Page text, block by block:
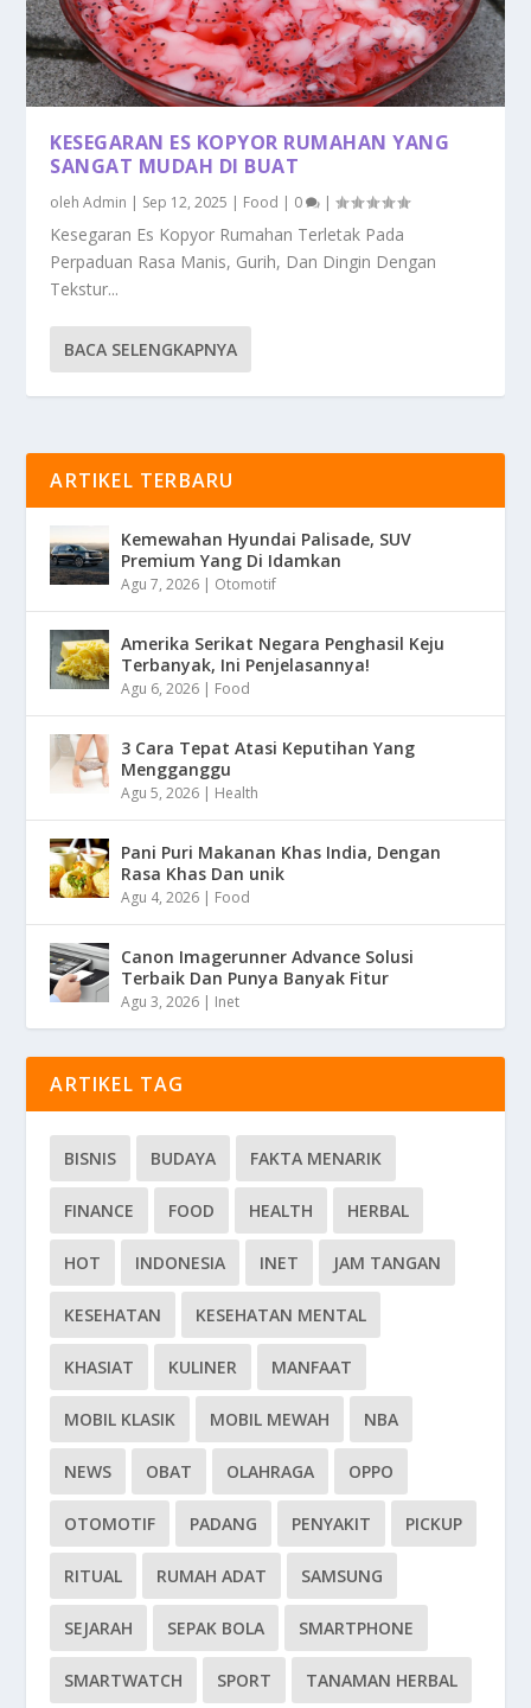
KESEGARAN ES KOPYOR RUMAHAN YANG
SANGAT MUDAH DI BUAT
olehAdmin | Sep 12, 2025 | Food | 0 |
Kesegaran Es Kopyor Rumahan Terletak Pada
Perpaduan Rasa Manis, Gurih, Dan Dingin Dengan
Tekstur...
BACA SELENGKAPNYA
ARTIKEL TERBARU
Kemewahan Hyundai Palisade, SUV
Premium Yang Di Idamkan
Agu 7, 2026 | Otomotif
Amerika Serikat Negara Penghasil Keju
Terbanyak, Ini Penjelasannya!
Agu 6, 2026 | Food
3 Cara Tepat Atasi Keputihan Yang
Mengganggu
Agu 5, 2026 | Health
Pani Puri Makanan Khas India, Dengan
Rasa Khas Dan unik
Agu 4, 2026 | Food
Canon Imagerunner Advance Solusi
Terbaik Dan Punya Banyak Fitur
Agu 3, 2026 | Inet
ARTIKEL TAG
BISNIS BUDAYA FAKTA MENARIK
FINANCE FOOD HEALTH HERBAL
HOT INDONESIA INET JAM TANGAN
KESEHATAN KESEHATAN MENTAL
KHASIAT KULINER MANFAAT
MOBIL KLASIK MOBIL MEWAH NBA
NEWS OBAT OLAHRAGA OPPO
OTOMOTIF PADANG PENYAKIT PICKUP
RITUAL RUMAH ADAT SAMSUNG
SEJARAH SEPAK BOLA SMARTPHONE
SMARTWATCH SPORT TANAMAN HERBAL